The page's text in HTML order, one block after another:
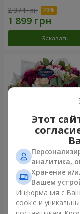
2 374 грн
Заказать
Букет "Все для
5 949 грн
Заказать
Этот
аналитика,
Хранение и/
Вашем
Информация с
cookie и